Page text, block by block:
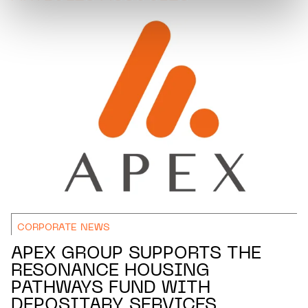
CORPORATE NEWS
APEX GROUP SUPPORTS THE
RESONANCE HOUSING
PATHWAYS FUND WITH